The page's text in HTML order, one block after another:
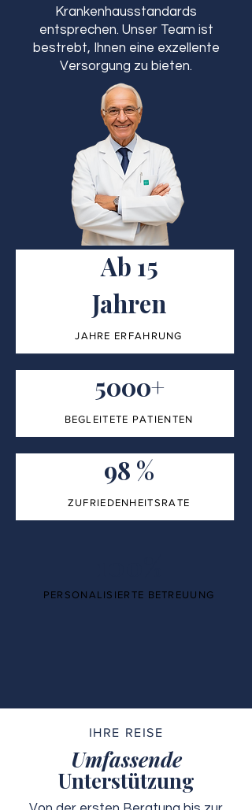
Krankenhausstandards
entsprechen. Unser Team ist
bestrebt, Ihnen eine exzellente
Versorgung zu bieten.
Ab 15
Jahren
JAHRE ERFAHRUNG
5000+
BEGLEITETE PATIENTEN
98 %
ZUFRIEDENHEITSRATE
PERSONALISIERTE BETREUUNG
IHRE REISE
Umfassende
Unterstützung